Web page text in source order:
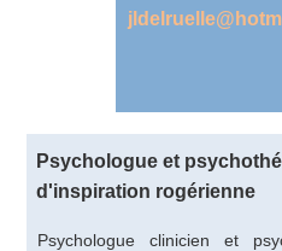
Psychologue et
d'inspiration rogérienne
Psychologue clinicien et